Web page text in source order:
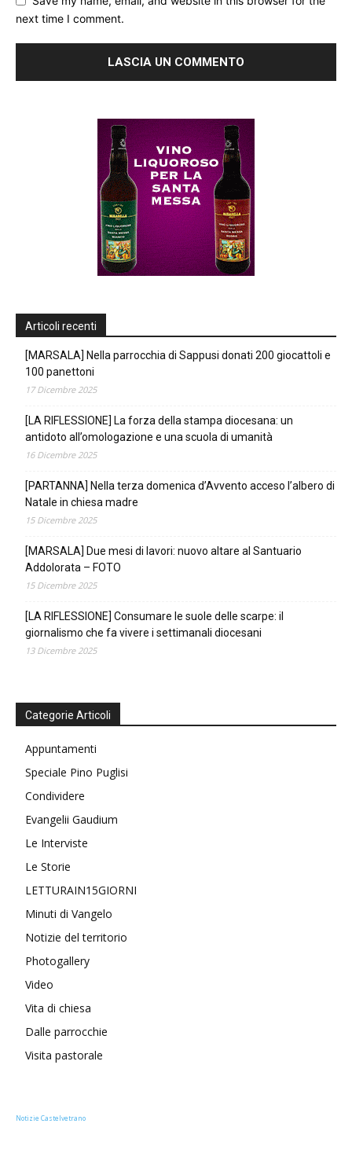
next time I comment.
Articoli recenti
[MARSALA] Nella parrocchia di Sappusi donati 200 giocattoli e
100 panettoni
17 Dicembre 2025
[LA RIFLESSIONE] La forza della stampa diocesana: un
antidoto all’omologazione e una scuola di umanità
16 Dicembre 2025
[PARTANNA] Nella terza domenica d’Avvento acceso l’albero di
Natale in chiesa madre
15 Dicembre 2025
[MARSALA] Due mesi di lavori: nuovo altare al Santuario
Addolorata – FOTO
15 Dicembre 2025
[LA RIFLESSIONE] Consumare le suole delle scarpe: il
giornalismo che fa vivere i settimanali diocesani
13 Dicembre 2025
Categorie Articoli
Appuntamenti
Speciale Pino Puglisi
Condividere
Evangelii Gaudium
Le Interviste
Le Storie
LETTURAIN15GIORNI
Minuti di Vangelo
Notizie del territorio
Photogallery
Video
Vita di chiesa
Dalle parrocchie
Visita pastorale
Notizie Castelvetrano